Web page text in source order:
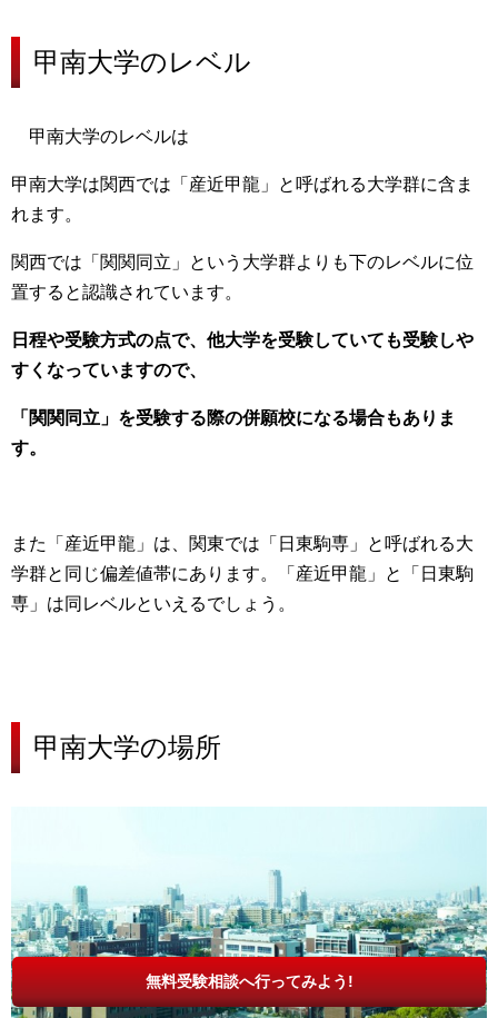
甲南大学のレベル
甲南大学のレベルは
甲南大学は関西では「産近甲龍」と呼ばれる大学群に含ま
れます。
関西では 「関関同立」という大学群よりも下のレベルに位
置する と認識されています。
日程や受験方式の点で、他大学を受験していても受験しや
すくなっていますので、
「関関同立」を受験する際の併願校になる場合もありま
す。
また「産近甲龍」は、関東では「日東駒専」と呼ばれる大
学群と同じ偏差値帯にあります。
「産近甲龍」と「日東駒
専」は同レベルといえるでしょう。
甲南大学の場所
無料受験相談へ行ってみよう!